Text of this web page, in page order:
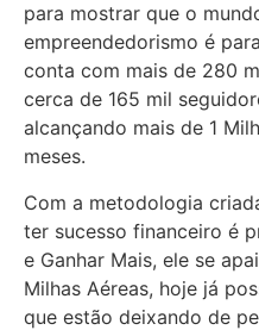
para mostrar que o
empreendedorismo é
conta com mais de 280
cerca de 165 mil
alcançando mais de 1
meses.
Com a metodologia
ter sucesso financeiro é
e Ganhar Mais, ele se
Milhas Aéreas, hoje já
que estão deixando de